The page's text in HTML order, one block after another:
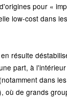
pour «
low-cost dans
résulte
part, à
dans
où de grands